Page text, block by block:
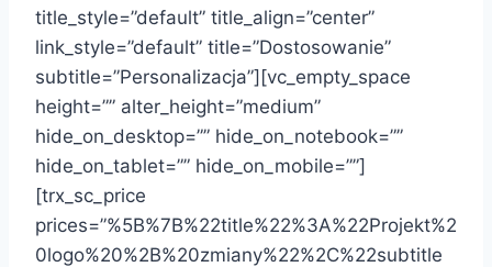
title_style=”default” title_align=”center”
link_style=”default” title=”Dostosowanie”
subtitle=”Personalizacja”][vc_empty_space
height=”” alter_height=”medium”
hide_on_desktop=”” hide_on_notebook=””
hide_on_tablet=”” hide_on_mobile=””]
[trx_sc_price
prices=”%5B%7B%22title%22%3A%22Projekt%2
0logo%20%2B%20zmiany%22%2C%22subtitle